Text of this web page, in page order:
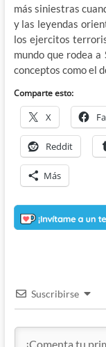
más siniestras
y las leyendas
los ejercitos
mundo que rodea
conceptos como el
Comparte esto:
X
Reddit
Más
Suscribirse